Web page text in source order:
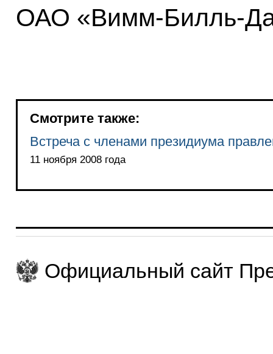
ОАО «Вимм-Билль-
Смотрите также:
Встреча с членами президиума
11 ноября 2008 года
Официальный сайт